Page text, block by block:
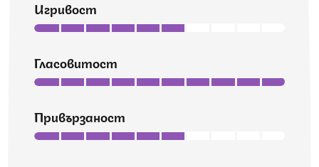
Игривост
Гласовитост
Привързаност